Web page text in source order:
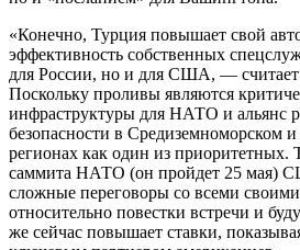
«Конечно, Турция повышает свой
эффективность собственных
для России, но и для США, —
Поскольку проливы являются
инфраструктуры для НАТО и альянс
безопасности в Средиземноморском
регионах как один из приоритетных.
саммита НАТО (он пройдет 25 мая)
сложные переговоры со всеми
относительно повестки встречи и
же сейчас повышает ставки,